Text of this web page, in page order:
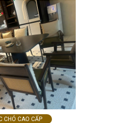
CHÓ CAO CẤP